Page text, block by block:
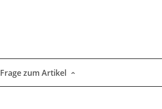
Frage zum Artikel